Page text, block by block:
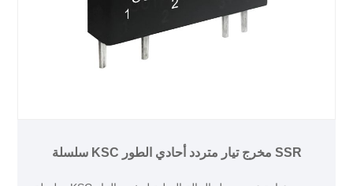
سلسلة KSC مخرج تيار متردد أحادي الطور SSR